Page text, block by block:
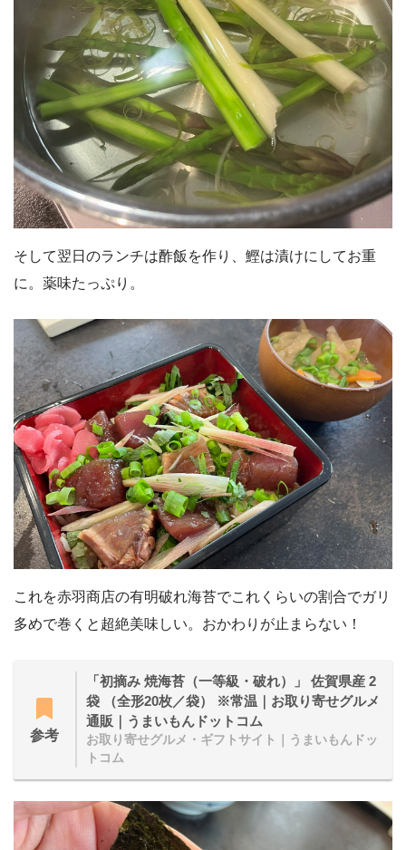
そして翌日のランチは酢飯を作り、鰹は漬けにしてお重
に。薬味たっぷり。
これを赤羽商店の有明破れ海苔でこれくらいの割合でガリ
多めで巻くと超絶美味しい。おかわりが止まらない！
参考
「初摘み 焼海苔（一等級・破れ）」 佐賀県産 2
袋 （全形20枚／袋） ※常温｜お取り寄せグルメ
通販｜うまいもんドットコム
お取り寄せグルメ・ギフトサイト｜うまいもんドッ
トコム